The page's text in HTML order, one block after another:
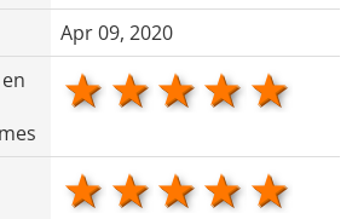
Apr 09, 2020
4
3 stars
2 stars
1 star
4
3 stars
2 stars
1 star